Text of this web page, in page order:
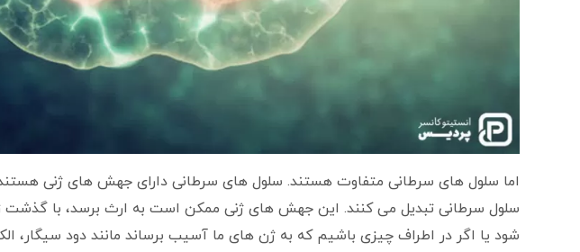
اما سلول های سرطانی متفاوت هستند. سلول های سرطانی دارای جهش های ژنی
سلول سرطانی تبدیل می کنند. این جهش های ژنی ممکن است به ارث برسد، با گذشت